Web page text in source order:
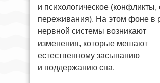
и психологическое (конфликты,
переживания). На этом фоне в
нервной системы возникают
изменения, которые мешают
естественному засыпанию
и поддержанию сна.